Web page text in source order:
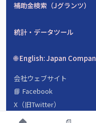
補助金検索（Jグランツ）
統計・データツール
🌐 English: Japan
会社ウェブサイト
📘 Facebook
X（旧Twitter）
会社概要